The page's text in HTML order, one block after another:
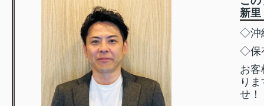
新里
◇沖
◇保
お客
り
せ！